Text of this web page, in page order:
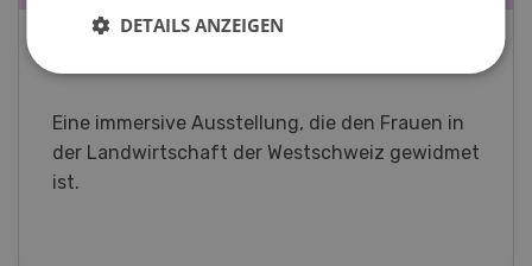
Sind Sie in der Fischzucht tätig oder
interessieren Sie sich für das Thema? In
diesem Fall ist unser FBA-Weiterbildungskurs
DETAILS ANZEIGEN